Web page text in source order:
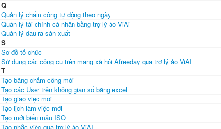
Q
Quản lý chấm công tự động theo ngày
Quản lý tài chính cá nhân bằng trợ lý ảo ViAi
Quản lý đầu ra sản xuất
S
Sơ đồ tổ chức
Sử dụng các công cụ trên mạng xã hội Afreeday qua trợ lý ảo ViAI
T
Tạo bảng chấm công mới
Tạo các User trên không gian số bằng excel
Tạo giao việc mới
Tạo lịch làm việc mới
Tạo mới biểu mẫu ISO
Tạo nhắc việc qua trợ lý ảo ViAI